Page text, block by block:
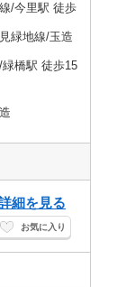
/今里駅 徒歩
緑地線/玉造
橋駅 徒歩15
細を見る
お気に入り